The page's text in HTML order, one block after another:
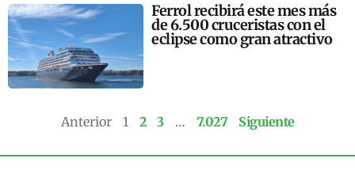
Ferrol recibirá este mes más
de 6.500 cruceristas con el
eclipse como gran atractivo
Anterior 1 2 3 … 7.027 Siguiente